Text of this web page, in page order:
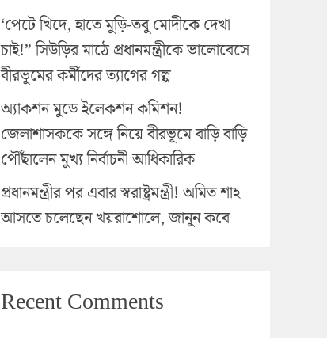
‘পেটে খিদে, হাতে মুড়ি-তবু মোদীকে দেখা
চাই!” সিউড়ির মাঠে প্রধানমন্ত্রীকে ভালোবেসে
বীরভূমের কর্মীদের ত্যাগের গল্প
অ্যাকশন মুডে ইলেকশন কমিশন!
জেলাশাসককে সঙ্গে নিয়ে বীরভূমে বাড়ি বাড়ি
পৌঁছালেন মুখ্য নির্বাচনী আধিকারিক
প্রধানমন্ত্রীর পর এবার স্বরাষ্ট্রমন্ত্রী! অমিত শাহ
আসতে চলেছেন খয়রাশোলে, জানুন কবে
Recent Comments